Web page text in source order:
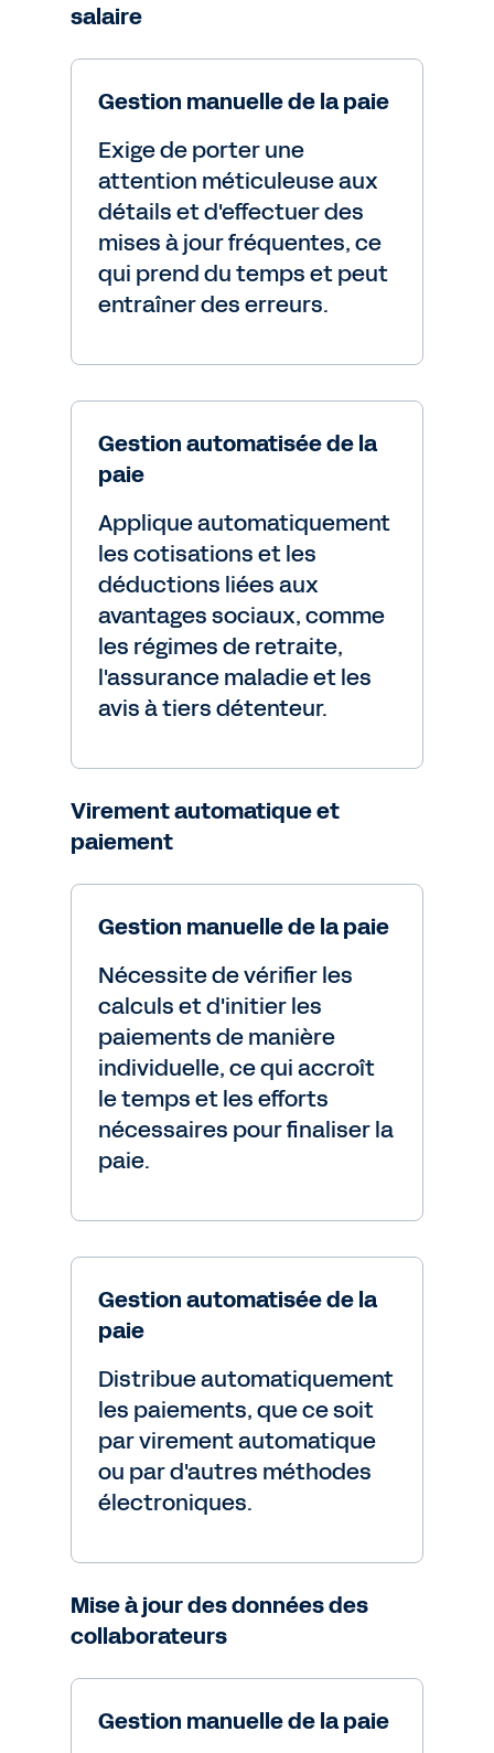
salaire
Gestion manuelle de la paie
Exige de porter une
attention méticuleuse aux
détails et d'effectuer des
mises à jour fréquentes, ce
qui prend du temps et peut
entraîner des erreurs.
Gestion automatisée de la
paie
Applique automatiquement
les cotisations et les
déductions liées aux
avantages sociaux, comme
les régimes de retraite,
l'assurance maladie et les
avis à tiers détenteur.
Virement automatique et
paiement
Gestion manuelle de la paie
Nécessite de vérifier les
calculs et d'initier les
paiements de manière
individuelle, ce qui accroît
le temps et les efforts
nécessaires pour finaliser la
paie.
Gestion automatisée de la
paie
Distribue automatiquement
les paiements, que ce soit
par virement automatique
ou par d'autres méthodes
électroniques.
Mise à jour des données des
collaborateurs
Gestion manuelle de la paie